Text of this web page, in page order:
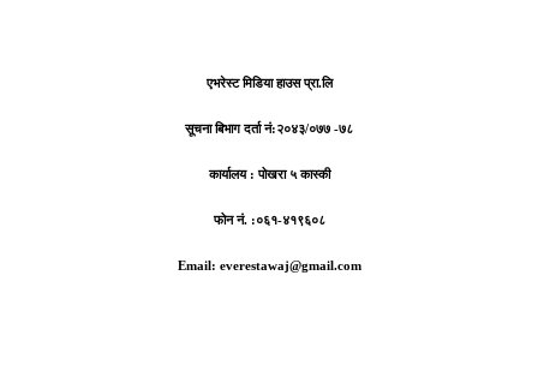
एभरेस्ट मिडिया हाउस प्रा.लि
सूचना बिभाग दर्ता नं:२०४३/०७७ -७८
कार्यालय :पोखरा ५ कास्की
फोन नं. :०६१-४१९६०८
Email: everestawaj@gmail.com